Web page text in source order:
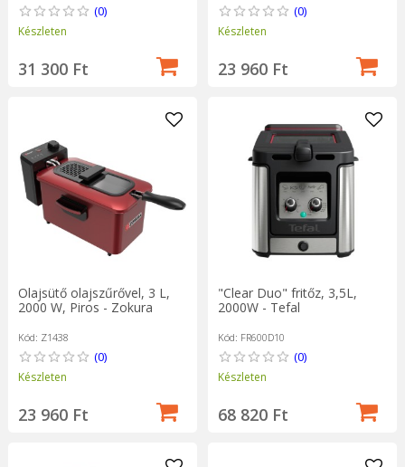
(0)
Készleten
31 300 Ft
(0)
Készleten
23 960 Ft
Olajsütő olajszűrővel, 3 L,
2000 W, Piros - Zokura
Kód: Z1438
(0)
Készleten
23 960 Ft
"Clear Duo" fritőz, 3,5L,
2000W - Tefal
Kód: FR600D10
(0)
Készleten
68 820 Ft